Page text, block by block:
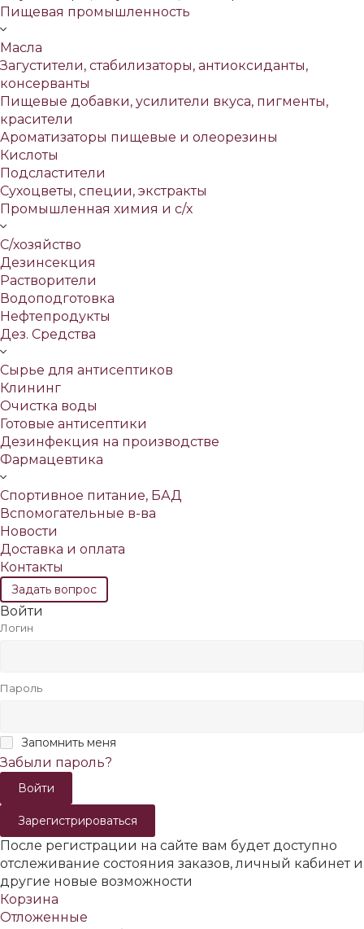
Пищевая промышленность
Масла
Загустители, стабилизаторы, антиоксиданты,
консерванты
Пищевые добавки, усилители вкуса, пигменты,
красители
Ароматизаторы пищевые и олеорезины
Кислоты
Подсластители
Сухоцветы, специи, экстракты
Промышленная химия и с/х
С/хозяйство
Дезинсекция
Растворители
Водоподготовка
Нефтепродукты
Дез. Средства
Сырье для антисептиков
Клининг
Очистка воды
Готовые антисептики
Дезинфекция на производстве
Фармацевтика
Спортивное питание, БАД
Вспомогательные в-ва
Новости
Доставка и оплата
Контакты
Задать вопрос
Войти
Логин
Пароль
Запомнить меня
Забыли пароль?
Зарегистрироваться
После регистрации на сайте вам будет доступно
отслеживание состояния заказов, личный кабинет и
другие новые возможности
Корзина
Отложенные